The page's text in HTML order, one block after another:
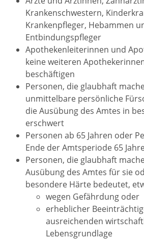
Krankenschwestern,
Krankenpfleger, Hebammen
Entbindungspfleger
Apothekenleiterinnen und
keine weiteren
beschäftigen
Personen, die glaubhaft
unmittelbare persönliche
die Ausübung des Amtes in
erschwert
Personen ab 65 Jahren oder
Ende der Amtsperiode 65
Personen, die glaubhaft
Ausübung des Amtes für sie
besondere Härte bedeutet,
wegen Gefährdung oder
erheblicher
ausreichenden
Lebensgrundlage